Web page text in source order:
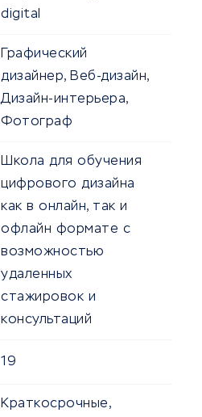
digital
Графический
дизайнер, Веб-дизайн,
Дизайн-интерьера,
Фотограф
Школа для обучения
цифрового дизайна
как в онлайн, так и
офлайн формате с
возможностью
удаленных
стажировок и
консультаций
19
Краткосрочные,